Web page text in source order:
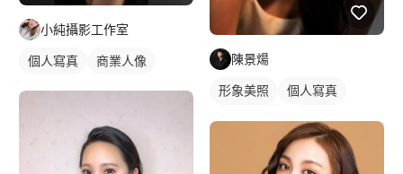
小純攝影工作室
個人寫真 商業人像 陳景煬
形象美照
個人寫真